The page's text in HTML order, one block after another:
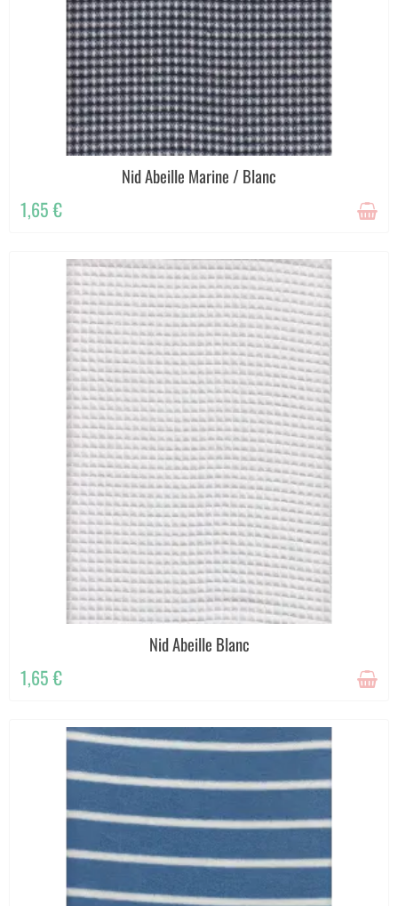
Nid Abeille Marine / Blanc
1,65 €
Nid Abeille Blanc
1,65 €